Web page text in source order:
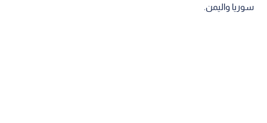
سوريا واليمن.